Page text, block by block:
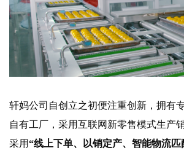
轩妈公司自创立之初便注重创新，拥有
自有工厂，采用互联网新零售模式生产
采用“线上下单、以销定产、智能物流匹